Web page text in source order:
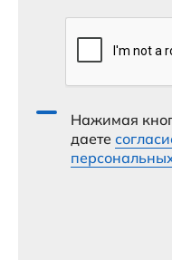
Нажимая
даете